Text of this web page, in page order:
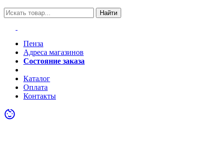
Найти
Пенза
Адреса магазинов
Состояние заказа
Каталог
Оплата
Контакты